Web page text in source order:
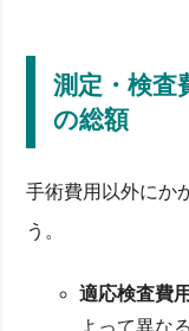
測定・検査
の総額
手術費用以外にか
う。
適応検査費用